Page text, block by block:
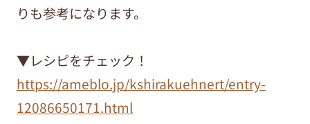
りも参考になります。
▼レシピをチェック！
https://ameblo.jp/kshirakuehnert/entry-
12086650171.html